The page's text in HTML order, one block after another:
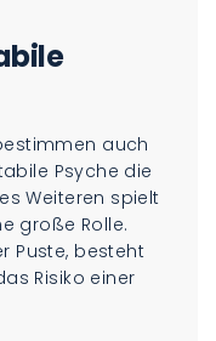
auch
Psyche die
Weiteren spielt
große Rolle.
Puste, besteht
Risiko einer